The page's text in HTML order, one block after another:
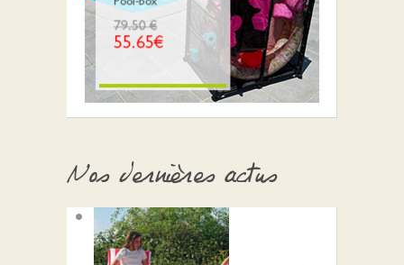
Nos dernières actus